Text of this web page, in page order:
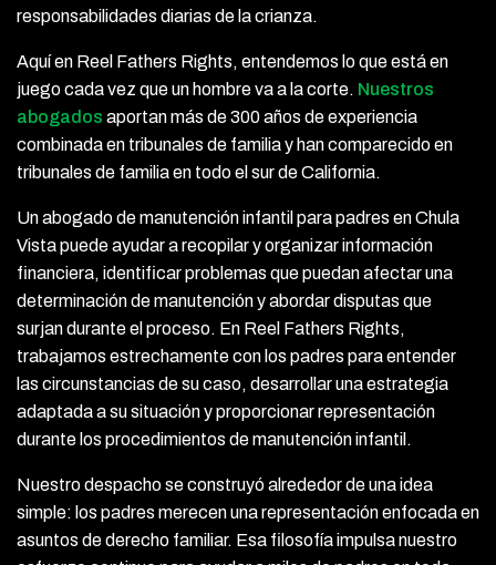
responsabilidades diarias de la crianza.
Aquí en Reel Fathers Rights, entendemos lo que está en
juego cada vez que un hombre va a la corte. Nuestros
abogados aportan más de 300 años de experiencia
combinada en tribunales de familia y han comparecido en
tribunales de familia en todo el sur de California.
Un abogado de manutención infantil para padres en Chula
Vista puede ayudar a recopilar y organizar información
financiera, identificar problemas que puedan afectar una
determinación de manutención y abordar disputas que
surjan durante el proceso. En Reel Fathers Rights,
trabajamos estrechamente con los padres para entender
las circunstancias de su caso, desarrollar una estrategia
adaptada a su situación y proporcionar representación
durante los procedimientos de manutención infantil.
Nuestro despacho se construyó alrededor de una idea
simple: los padres merecen una representación enfocada en
asuntos de derecho familiar. Esa filosofía impulsa nuestro